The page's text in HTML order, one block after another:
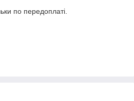
по передоплаті.